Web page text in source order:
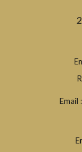
Email :